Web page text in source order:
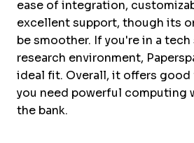
ease of integration,
excellent support, though its
be smoother. If you're in a
research environment,
ideal fit. Overall, it offers good
you need powerful computing
the bank.